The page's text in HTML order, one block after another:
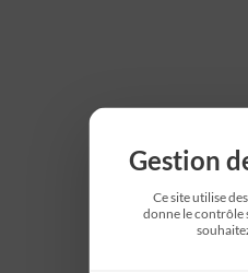
Gestion
Ce site utilise
donne le contrôle